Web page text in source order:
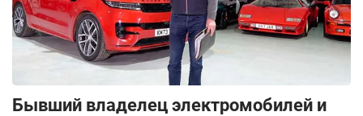
Бывший владелец электромобилей и